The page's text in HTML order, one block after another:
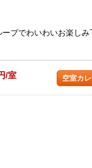
プでわいわいお楽しみ
/室 空室カ